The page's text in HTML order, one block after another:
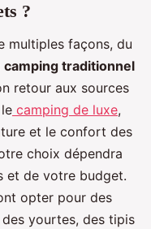
?
multiples façons, du
camping traditionnel
retour aux sources
camping de luxe,
et le confort des
choix dépendra
et de votre budget.
opter pour des
yourtes, des tipis